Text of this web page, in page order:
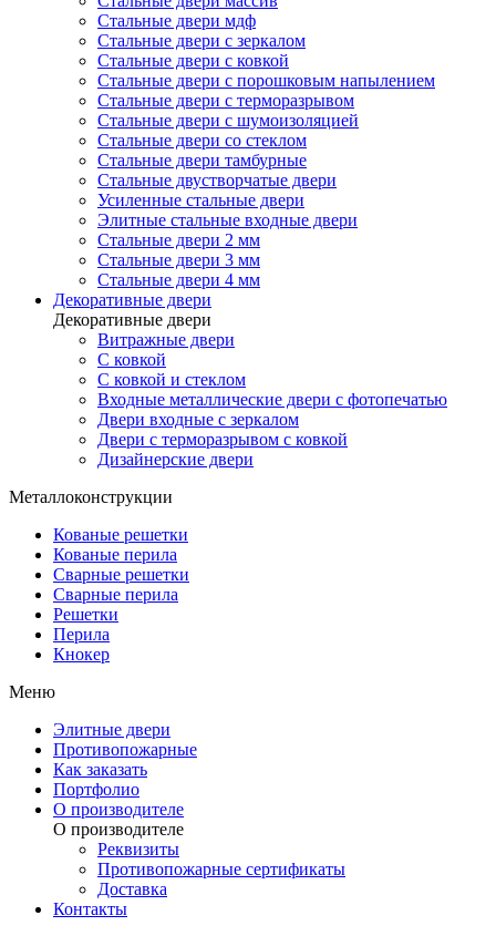
Стальные двери мдф
Стальные двери с зеркалом
Стальные двери с ковкой
Стальные двери с порошковым напылением
Стальные двери с терморазрывом
Стальные двери с шумоизоляцией
Стальные двери со стеклом
Стальные двери тамбурные
Стальные двустворчатые двери
Усиленные стальные двери
Элитные стальные входные двери
Стальные двери 2 мм
Стальные двери 3 мм
Стальные двери 4 мм
Декоративные двери
Декоративные двери
Витражные двери
С ковкой
С ковкой и стеклом
Входные металлические двери с фотопечатью
Двери входные с зеркалом
Двери с терморазрывом с ковкой
Дизайнерские двери
Металлоконструкции
Кованые решетки
Кованые перила
Сварные решетки
Сварные перила
Решетки
Перила
Кнокер
Меню
Элитные двери
Противопожарные
Как заказать
Портфолио
О производителе
О производителе
Реквизиты
Противопожарные сертификаты
Доставка
Контакты